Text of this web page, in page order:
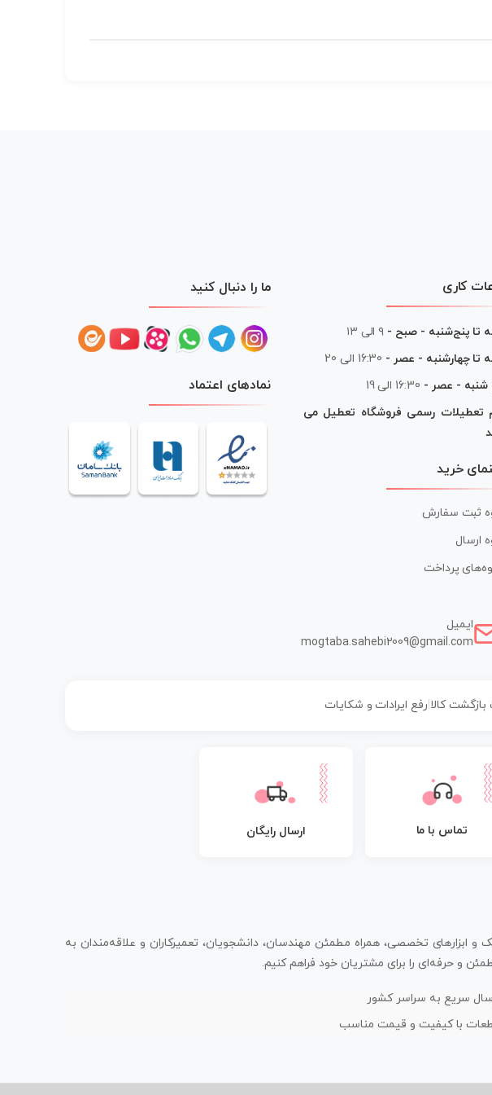
کاری
تا پنج‌شنبه - صبح - ۹ الی ۱۳
تا چهارشنبه - عصر - 16:30 الی 20
شنبه - عصر - 16:30 الی 19
تعطیلات رسمی فروشگاه تعطیل می
خرید
ثبت سفارش
ارسال
پرداخت
ما را دنبال کنید
نمادهای اعتماد
ایمیل
mogtaba.sahebi2009@gmail.com
کالا رفع ایرادات و شکایات
تماس با ما ارسال رایگان
و ابزارهای تخصصی، همراه مطمئن مهندسان، دانشجویان، تعمیرکاران و علاقه‌مندان به
و حرفه‌ای را برای مشتریان خود فراهم کنیم.
سریع به سراسر کشور
با کیفیت و قیمت مناسب